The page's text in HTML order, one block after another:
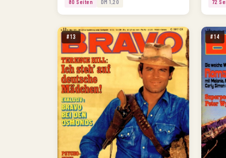
80 Seiten DM 1,20 72
#13 #14